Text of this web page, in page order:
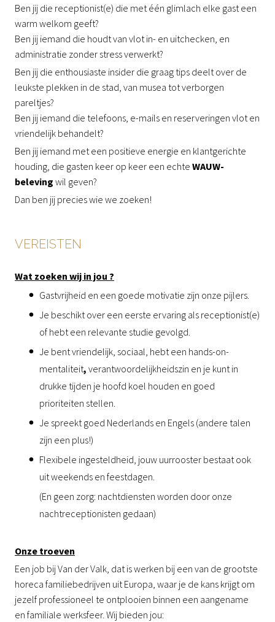
Ben jij die receptionist(e) die met één glimlach elke gast een
warm welkom geeft?
Ben jij iemand die houdt van vlot in- en uitchecken, en
administratie zonder stress verwerkt?
Ben jij die enthousiaste insider die graag tips deelt over de
leukste plekken in de stad, van musea tot verborgen
pareltjes?
Ben jij iemand die telefoons, e-mails en reserveringen vlot en
vriendelijk behandelt?
Ben jij iemand met een positieve energie en klantgerichte
houding, die gasten keer op keer een echte WAUW-
beleving wil geven?
Dan ben jij precies wie we zoeken!
VEREISTEN
Wat zoeken wij in jou ?
Gastvrijheid en een goede motivatie zijn onze pijlers.
Je beschikt over een eerste ervaring als receptionist(e)
of hebt een relevante studie gevolgd.
Je bent vriendelijk, sociaal, hebt een hands-on-
mentaliteit, verantwoordelijkheidszin en je kunt in
drukke tijden je hoofd koel houden en goed
prioriteiten stellen.
Je spreekt goed Nederlands en Engels (andere talen
zijn een plus!)
Flexibele ingesteldheid, jouw uurrooster bestaat ook
uit weekends en feestdagen.
(En geen zorg: nachtdiensten worden door onze
nachtreceptionisten gedaan)
Onze troeven
Een job bij Van der Valk, dat is werken bij een van de grootste
horeca familiebedrijven uit Europa, waar je de kans krijgt om
jezelf professioneel te ontplooien binnen een aangename
en familiale werksfeer. Wij bieden jou: